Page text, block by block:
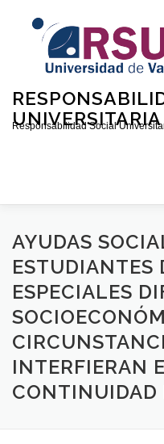
UNIVERSITARIA
Responsabilidad Social
INICIO QUIÉNES
CONVOCATORIAS
AYUDAS
ESTUDIANTES
ESPECIALES
INTERFIERAN
CONTINUIDAD